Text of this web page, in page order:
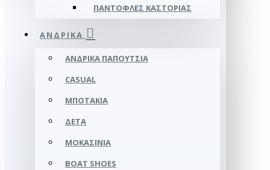
ΠΑΝΤΌΦΛΕΣ ΚΑΣΤΟΡΙΆΣ
ΑΝΔΡΙΚΆ
ΑΝΔΡΙΚΆ ΠΑΠΟΎΤΣΙΑ
CASUAL
ΜΠΟΤΆΚΙΑ
ΔΕΤΆ
ΜΟΚΑΣΊΝΙΑ
BOAT SHOES